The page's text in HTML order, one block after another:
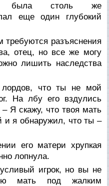
была столь же
еще один глубокий
разъяснения
отец, но все же могу
лишить наследства
что ты не мой
На лбу его вздулись
Я скажу, что твоя мать
и я обнаружил, что ты –
его матери хрупкая
лопнула.
игрок, но вы не
мать под жалким